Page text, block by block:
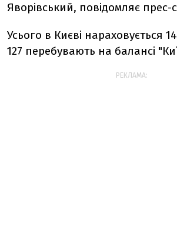
Яворівський, повідомляє
Усього в Києві нараховується
127 перебувають на балансі
РЕКЛАМА: